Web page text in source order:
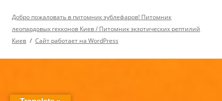
Добро пожаловать в питомник эублефаров! Питомник
леопардовых гекконов Киев / Питомник экзотических рептилий
Киев
Сайт работает на WordPress